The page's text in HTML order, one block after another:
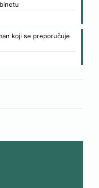
koji se preporučuje